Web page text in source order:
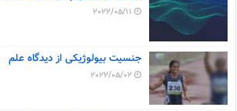
2022/05/11
جنسیت بیولوژیکی از دیدگاه علم
2022/05/02